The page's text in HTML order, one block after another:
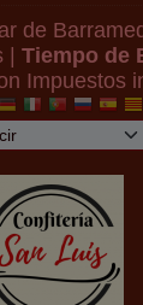
de
Tiempo de
Impuestos